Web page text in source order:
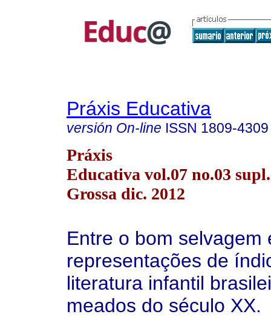
Práxis Educativa
versión On-line ISSN 1809-4309
Práxis
Educativa vol.07 no.03
Grossa dic. 2012
Entre o bom selvagem
representações de
literatura infantil
meados do século XX.